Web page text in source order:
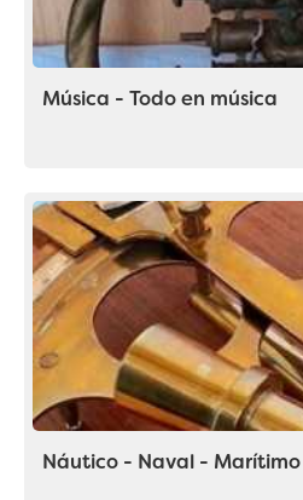
Música - Todo en música
Náutico - Naval - Marítimo